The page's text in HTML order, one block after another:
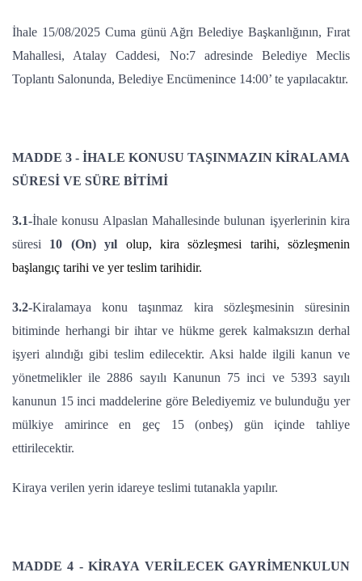
İhale 15/08/2025 Cuma günü Ağrı Belediye Başkanlığının, Fırat
Mahallesi, Atalay Caddesi, No:7 adresinde Belediye Meclis
Toplantı Salonunda, Belediye Encümenince 14:00’ te yapılacaktır.
MADDE 3 - İHALE KONUSU TAŞINMAZIN KİRALAMA
SÜRESİ VE SÜRE BİTİMİ
3.1-İhale konusu Alpaslan Mahallesinde bulunan işyerlerinin kira
süresi 10 (On) yıl olup, kira sözleşmesi tarihi, sözleşmenin
başlangıç tarihi ve yer teslim tarihidir.
3.2-Kiralamaya konu taşınmaz kira sözleşmesinin süresinin
bitiminde herhangi bir ihtar ve hükme gerek kalmaksızın derhal
işyeri alındığı gibi teslim edilecektir. Aksi halde ilgili kanun ve
yönetmelikler ile 2886 sayılı Kanunun 75 inci ve 5393 sayılı
kanunun 15 inci maddelerine göre Belediyemiz ve bulunduğu yer
mülkiye amirince en geç 15 (onbeş) gün içinde tahliye
ettirilecektir.
Kiraya verilen yerin idareye teslimi tutanakla yapılır.
MADDE 4 -KİRAYA VERİLECEK GAYRİMENKULUN